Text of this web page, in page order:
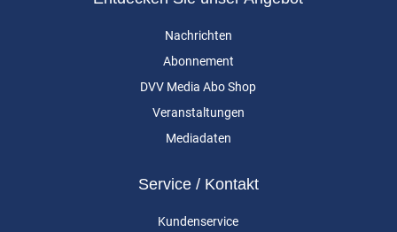
Nachrichten
Abonnement
DVV Media Abo Shop
Veranstaltungen
Mediadaten
Service / Kontakt
Kundenservice